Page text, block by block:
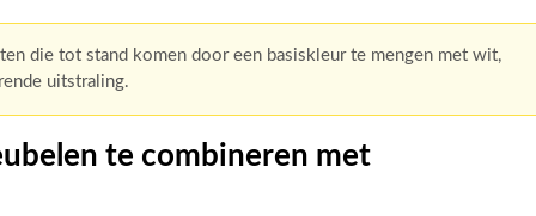
die tot stand komen door een basiskleur te mengen met wit,
uitstraling.
te combineren met